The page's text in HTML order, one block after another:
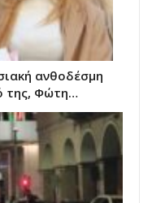
ανθοδέσμη
της, Φώτη…